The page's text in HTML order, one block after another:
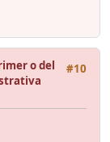
#10
o del